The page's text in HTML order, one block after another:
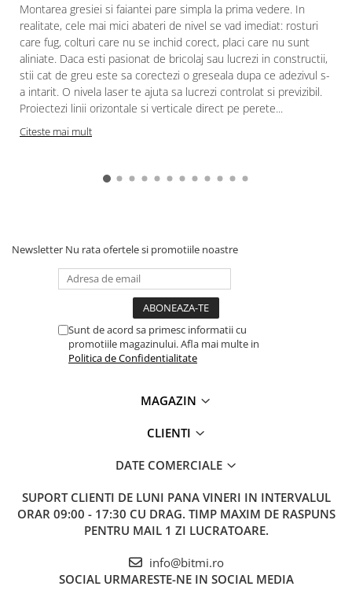
Montarea gresiei si faiantei pare simpla la prima vedere. In
realitate, cele mai mici abateri de nivel se vad imediat: rosturi
care fug, colturi care nu se inchid corect, placi care nu sunt
aliniate. Daca esti pasionat de bricolaj sau lucrezi in constructii,
stii cat de greu este sa corectezi o greseala dupa ce adezivul s-
a intarit. O nivela laser te ajuta sa lucrezi controlat si previzibil.
Proiectezi linii orizontale si verticale direct pe perete...
Citeste mai mult
Newsletter Nu rata ofertele si promotiile noastre
Sunt de acord sa primesc informatii cu
promotiile magazinului. Afla mai multe in
Politica de Confidentialitate
MAGAZIN
CLIENTI
DATE COMERCIALE
SUPORT CLIENTI DE LUNI PANA VINERI IN INTERVALUL
ORAR 09:00 - 17:30 CU DRAG. TIMP MAXIM DE RASPUNS
PENTRU MAIL 1 ZI LUCRATOARE.
info@bitmi.ro
SOCIAL URMARESTE-NE IN SOCIAL MEDIA